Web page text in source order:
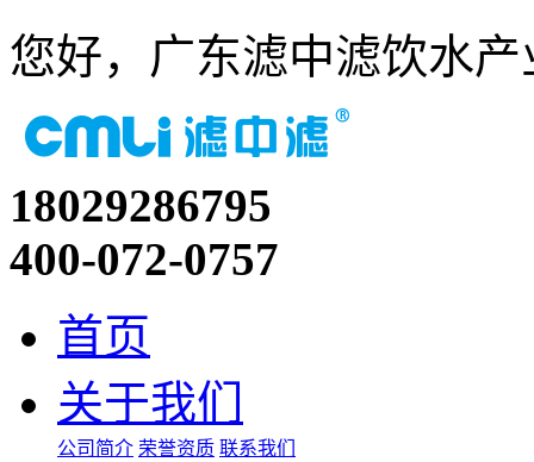
您好，广东滤中滤饮水
18029286795
400-072-0757
首页
关于我们
公司简介 荣誉资质 联系我们